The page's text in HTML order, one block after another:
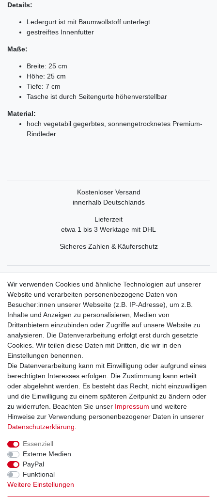
Details:
Ledergurt ist mit Baumwollstoff unterlegt
gestreiftes Innenfutter
Maße:
Breite: 25 cm
Höhe: 25 cm
Tiefe: 7 cm
Tasche ist durch Seitengurte höhenverstellbar
Material:
hoch vegetabil gegerbtes, sonnengetrocknetes Premium-
Rindleder
Kostenloser Versand
innerhalb Deutschlands
Lieferzeit
etwa 1 bis 3 Werktage mit DHL
Sicheres Zahlen & Käuferschutz
Rechtliche Informationen
Widerrufsrecht
Widerrufsformular
Datenschutzerklärung
AGB
Impressum
Vertrag widerrufen Kontakt
Zahlungsarten
Kreditkarte
Lastschrift
Apple Pay
Google Pay
Vorkasse
Wir verwenden Cookies und ähnliche Technologien auf unserer
Website und verarbeiten personenbezogene Daten von
Besucher:innen unserer Webseite (z.B. IP-Adresse), um z.B.
Inhalte und Anzeigen zu personalisieren, Medien von
Drittanbietern einzubinden oder Zugriffe auf unsere Website zu
analysieren. Die Datenverarbeitung erfolgt erst durch gesetzte
Cookies. Wir teilen diese Daten mit Dritten, die wir in den
Einstellungen benennen.
Die Datenverarbeitung kann mit Einwilligung oder aufgrund eines
berechtigten Interesses erfolgen. Die Zustimmung kann erteilt
oder abgelehnt werden. Es besteht das Recht, nicht einzuwilligen
und die Einwilligung zu einem späteren Zeitpunkt zu ändern oder
zu widerrufen. Beachten Sie unser Impressum und weitere
Hinweise zur Verwendung personenbezogener Daten in unserer
Daten­schutz­erklärung
Essenziell
Externe Medien
PayPal
Funktional
Weitere Einstellungen